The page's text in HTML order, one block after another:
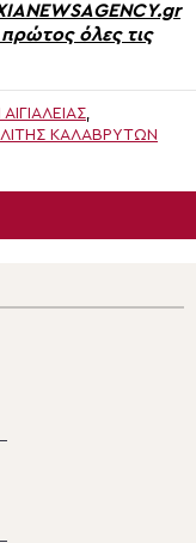
όλες τις
,
ΚΑΛΑΒΡΎΤΩΝ